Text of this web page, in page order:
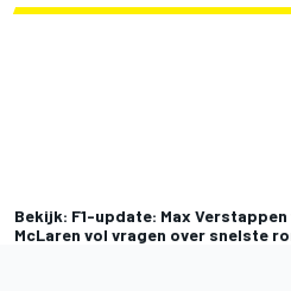
Bekijk: F1-update: Max
McLaren vol vragen over snelste